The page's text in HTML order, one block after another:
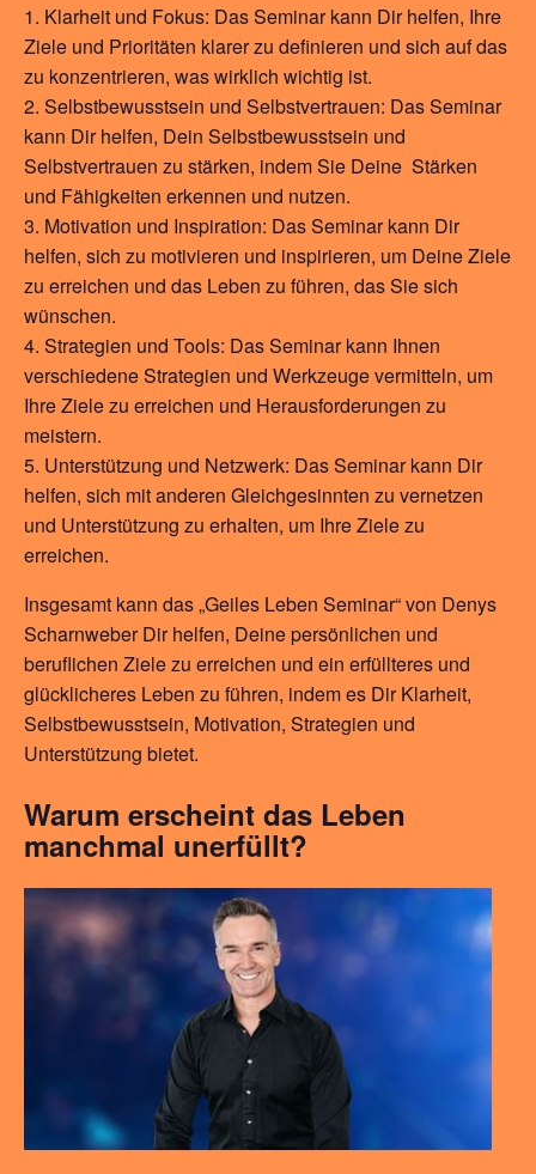
Klarheit und Fokus: Das Seminar kann Dir helfen, Ihre
Ziele und Prioritäten klarer zu definieren und sich auf das
zu konzentrieren, was wirklich wichtig ist.
Selbstbewusstsein und Selbstvertrauen: Das Seminar
kann Dir helfen, Dein Selbstbewusstsein und
Selbstvertrauen zu stärken, indem Sie Deine Stärken
und Fähigkeiten erkennen und nutzen.
Motivation und Inspiration: Das Seminar kann Dir
helfen, sich zu motivieren und inspirieren, um Deine Ziele
zu erreichen und das Leben zu führen, das Sie sich
wünschen.
Strategien und Tools: Das Seminar kann Ihnen
verschiedene Strategien und Werkzeuge vermitteln, um
Ihre Ziele zu erreichen und Herausforderungen zu
meistern.
Unterstützung und Netzwerk: Das Seminar kann Dir
helfen, sich mit anderen Gleichgesinnten zu vernetzen
und Unterstützung zu erhalten, um Ihre Ziele zu
erreichen.
Insgesamt kann das „Geiles Leben Seminar“ von Denys
Scharnweber Dir helfen, Deine persönlichen und
beruflichen Ziele zu erreichen und ein erfüllteres und
glücklicheres Leben zu führen, indem es Dir Klarheit,
Selbstbewusstsein, Motivation, Strategien und
Unterstützung bietet.
Warum erscheint das Leben
manchmal unerfüllt?